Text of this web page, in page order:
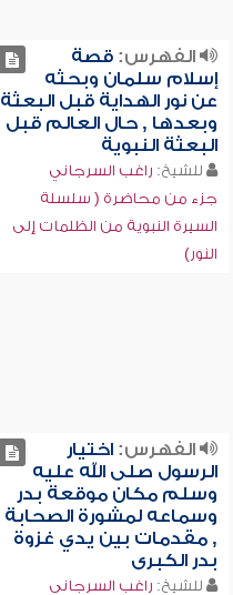
الفهرس:قصة
إسلام سلمان وبحثه
عن نور الهداية قبل البعثة
وبعدها , حال العالم قبل
البعثة النبوية
للشيخ: راغب السرجاني
جزء من محاضرة ( سلسلة
السيرة النبوية من الظلمات إلى
النور)
الفهرس:اختيار
الرسول صلى الله عليه
وسلم مكان موقعة بدر
وسماعه لمشورة الصحابة
, مقدمات بين يدي غزوة
بدر الكبرى
للشيخ: راغب السرجاني